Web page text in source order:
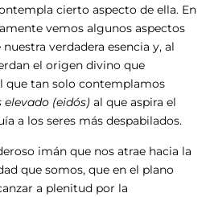
cierto aspecto de ella. En
vemos algunos aspectos
verdadera esencia y, al
el origen divino que
que tan solo contemplamos
elevado (eidós) al que aspira el
a los seres más despabilados.
imán que nos atrae hacia la
que somos, que en el plano
a plenitud por la